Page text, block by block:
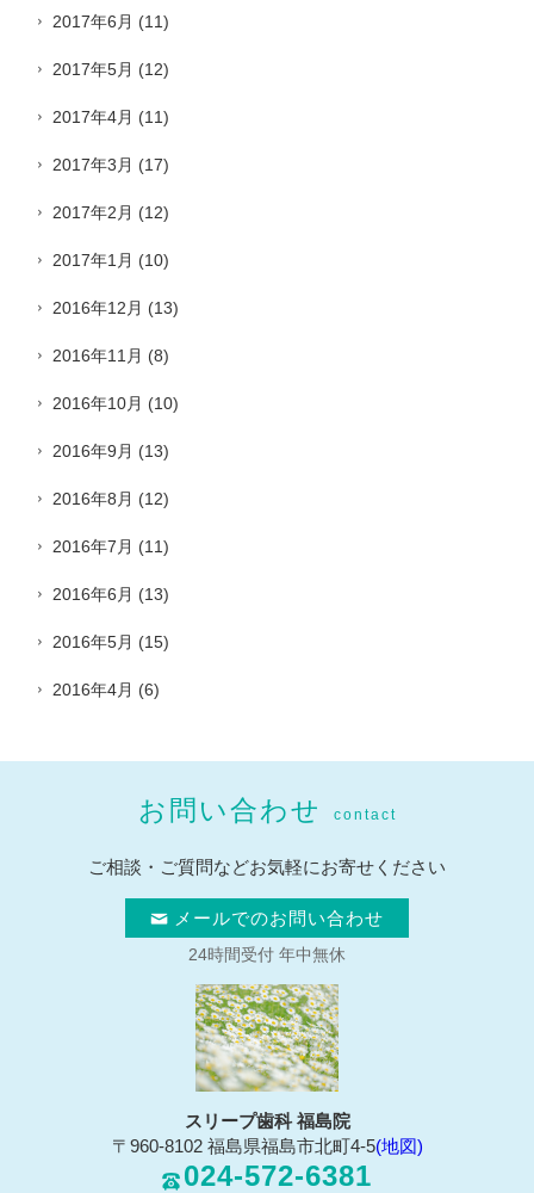
2017年6月 (11)
2017年5月 (12)
2017年4月 (11)
2017年3月 (17)
2017年2月 (12)
2017年1月 (10)
2016年12月 (13)
2016年11月 (8)
2016年10月 (10)
2016年9月 (13)
2016年8月 (12)
2016年7月 (11)
2016年6月 (13)
2016年5月 (15)
2016年4月 (6)
お問い合わせ contact
ご相談・ご質問などお気軽にお寄せください
メールでのお問い合わせ
24時間受付 年中無休
スリープ歯科 福島院
〒960-8102 福島県福島市北町4-5(地図)
024-572-6381